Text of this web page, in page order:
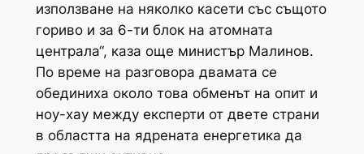
използване на няколко касети със същото
гориво и за 6-ти блок на атомната
централа“, каза още министър Малинов.
По време на разговора двамата се
обединиха около това обменът на опит и
ноу-хау между експерти от двете страни
в областта на ядрената енергетика да